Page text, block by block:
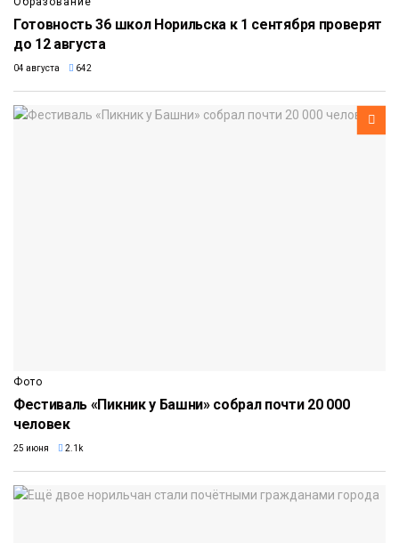
Готовность 36 школ Норильска к 1 сентября проверят
до 12 августа
04 августа 642
Фото
Фестиваль «Пикник у Башни» собрал почти 20 000
человек
25 июня 2.1k